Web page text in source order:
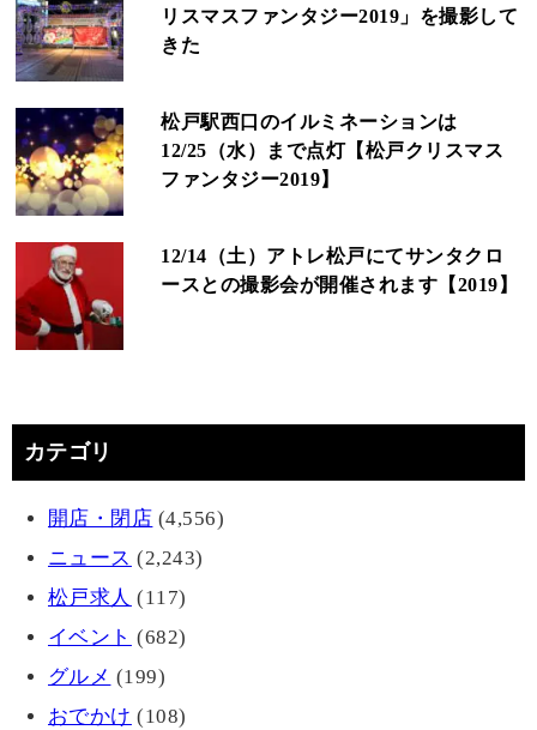
リスマスファンタジー2019」を撮影して
きた
松戸駅西口のイルミネーションは
12/25（水）まで点灯【松戸クリスマス
ファンタジー2019】
12/14（土）アトレ松戸にてサンタクロ
ースとの撮影会が開催されます【2019】
カテゴリ
開店・閉店 (4,556)
ニュース (2,243)
松戸求人 (117)
イベント (682)
グルメ (199)
おでかけ (108)